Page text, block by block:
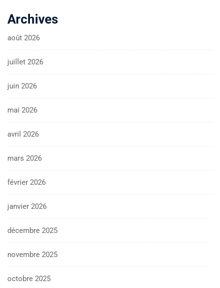
Archives
août 2026
juillet 2026
juin 2026
mai 2026
avril 2026
mars 2026
février 2026
janvier 2026
décembre 2025
novembre 2025
octobre 2025